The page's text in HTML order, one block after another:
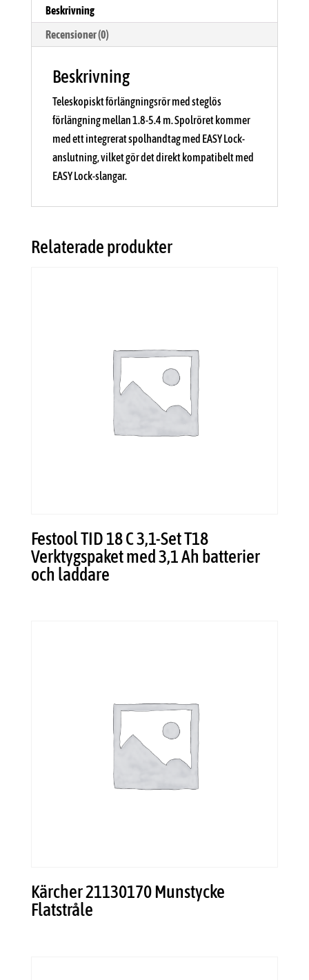
Beskrivning
Recensioner (0)
Beskrivning
Teleskopiskt förlängningsrör med steglös
förlängning mellan 1.8-5.4 m. Spolröret kommer
med ett integrerat spolhandtag med EASY Lock-
anslutning, vilket gör det direkt kompatibelt med
EASY Lock-slangar.
Relaterade produkter
Festool TID 18 C 3,1-Set T18
Verktygspaket med 3,1 Ah batterier
och laddare
Kärcher 21130170 Munstycke
Flatstråle